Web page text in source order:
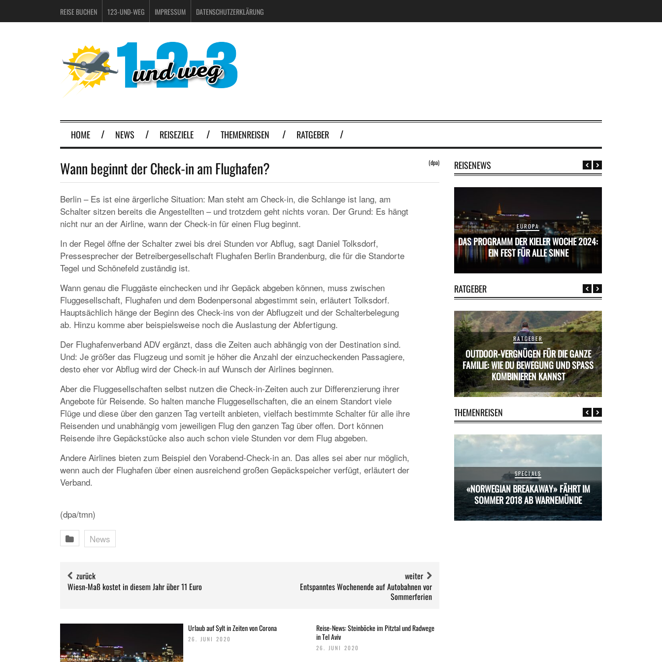
REISE BUCHEN 123-UND-WEG IMPRESSUM DATENSCHUTZERKLÄRUNG
HOME NEWS REISEZIELE THEMENREISEN RATGEBER
Wann beginnt der Check-in am Flughafen? (dpa)
Berlin – Es ist eine ärgerliche Situation: Man steht am Check-in, die Schlange ist lang, am
Schalter sitzen bereits die Angestellten – und trotzdem geht nichts voran. Der Grund: Es hängt
nicht nur an der Airline, wann der Check-in für einen Flug beginnt.
In der Regel öffne der Schalter zwei bis drei Stunden vor Abflug, sagt Daniel Tolksdorf,
Pressesprecher der Betreibergesellschaft Flughafen Berlin Brandenburg, die für die Standorte
Tegel und Schönefeld zuständig ist.
Wann genau die Fluggäste einchecken und ihr Gepäck abgeben können, muss zwischen
Fluggesellschaft, Flughafen und dem Bodenpersonal abgestimmt sein, erläutert Tolksdorf.
Hauptsächlich hänge der Beginn des Check-ins von der Abflugzeit und der Schalterbelegung
ab. Hinzu komme aber beispielsweise noch die Auslastung der Abfertigung.
Der Flughafenverband ADV ergänzt, dass die Zeiten auch abhängig von der Destination sind.
Und: Je größer das Flugzeug und somit je höher die Anzahl der einzucheckenden Passagiere,
desto eher vor Abflug wird der Check-in auf Wunsch der Airlines beginnen.
Aber die Fluggesellschaften selbst nutzen die Check-in-Zeiten auch zur Differenzierung ihrer
Angebote für Reisende. So halten manche Fluggesellschaften, die an einem Standort viele
Flüge und diese über den ganzen Tag verteilt anbieten, vielfach bestimmte Schalter für alle ihre
Reisenden und unabhängig vom jeweiligen Flug den ganzen Tag über offen. Dort können
Reisende ihre Gepäckstücke also auch schon viele Stunden vor dem Flug abgeben.
Andere Airlines bieten zum Beispiel den Vorabend-Check-in an. Das alles sei aber nur möglich,
wenn auch der Flughafen über einen ausreichend großen Gepäckspeicher verfügt, erläutert der
Verband.
(dpa/tmn)
News
zurück
Wiesn-Maß kostet in diesem Jahr über 11 Euro
weiter
Entspanntes Wochenende auf Autobahnen vor
Sommerferien
Urlaub auf Sylt in Zeiten von Corona
26. JUNI 2020
Reise-News: Steinböcke im Pitztal und Radwege
in Tel Aviv
26. JUNI 2020
REISENEWS
DAS PROGRAMM DER KIELER WOCHE 2024:
EIN FEST FÜR ALLE SINNE
EUROPA
DAS PROGRAMM DER KIELER WOCHE 2024:
EIN FEST FÜR ALLE SINNE
RATGEBER
RATGEBER
MIETWAGEN BUCHEN: TIPPS & TRICKS FÜR
RATGEBER
OUTDOOR-VERGNÜGEN FÜR DIE GANZE
FAMILIE: WIE DU BEWEGUNG UND SPASS K
OMBINIEREN KANNST
THEMENREISEN
SPECIALS SPECIALS
«NORWEGIAN BREAKAWAY» FÄHRT IM
SOMMER 2018 AB WARNEMÜNDE